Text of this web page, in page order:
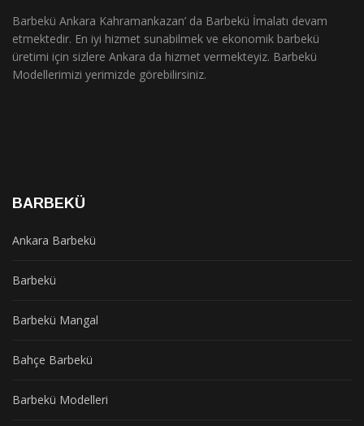
Barbekü Ankara Kahramankazan’ da Barbekü İmalatı devam
etmektedir. En iyi hizmet sunabilmek ve ekonomik barbekü
üretimi için sizlere Ankara da hizmet vermekteyiz. Barbekü
Modellerimizi yerimizde görebilirsiniz.
BARBEKÜ
Ankara Barbekü
Barbekü
Barbekü Mangal
Bahçe Barbekü
Barbekü Modelleri